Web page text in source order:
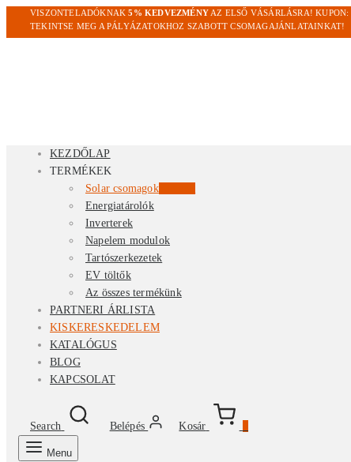
VISZONTELADÓKNAK5% KEDVEZMÉNY AZ ELSŐ VÁSÁRLÁSRA! KUPON:
TEKINTSE MEG A PÁLYÁZATOKHOZ SZABOTT CSOMAGAJÁNLATAINKAT!
KEZDŐLAP
TERMÉKEK
Solar csomagokKiemelt
Energiatárolók
Inverterek
Napelem modulok
Tartószerkezetek
EV töltők
Az összes termékünk
PARTNERI ÁRLISTA
KISKERESKEDELEM
KATALÓGUS
BLOG
KAPCSOLAT
Search Belépés Kosár
Menu